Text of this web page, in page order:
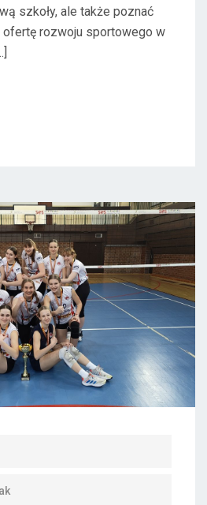
szkoły, ale także poznać
rozwoju sportowego w